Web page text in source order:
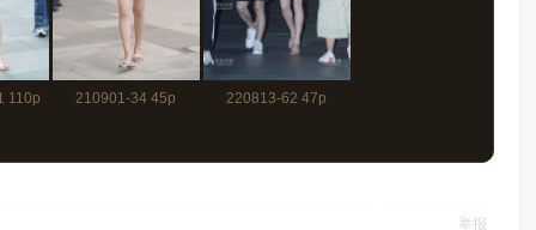
110p 210901-34 45p 220813-62 47p
举报